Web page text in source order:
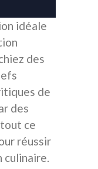
idéale
des
de
des
ce
réussir
culinaire.